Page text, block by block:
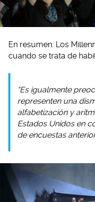
En resumen: Los
cuando se trata de
“Es igualmente
representen una
alfabetización y
Estados Unidos en
de encuestas